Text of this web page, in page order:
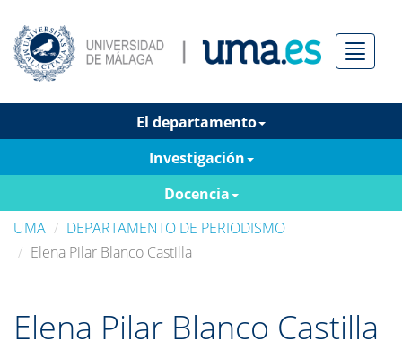
Menú
El departamento
Investigación
Docencia
UMA
DEPARTAMENTO DE PERIODISMO
Elena Pilar Blanco Castilla
Elena Pilar Blanco Castilla